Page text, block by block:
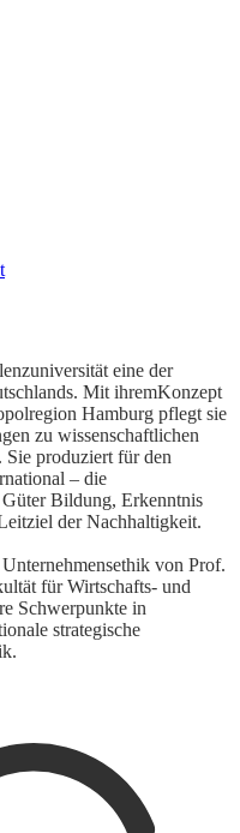
eine der
Mit ihremKonzept
Hamburg pflegt sie
zu wissenschaftlichen
Sie produziert für den
– die
Bildung, Erkenntnis
der Nachhaltigkeit.
von Prof.
für Wirtschafts- und
Schwerpunkte in
strategische